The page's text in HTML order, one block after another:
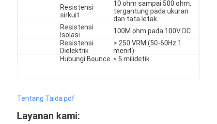
Resistensi
sirkuit
10 ohm sampai 500 ohm,
tergantung pada ukuran
dan tata letak
Resistensi
Isolasi
100M ohm pada 100V DC
Resistensi
Dielektrik
> 250 VRM (50-60Hz 1
menit)
Hubungi Bounce ≤ 5 milidetik
Tentang Taida.pdf
Layanan kami: